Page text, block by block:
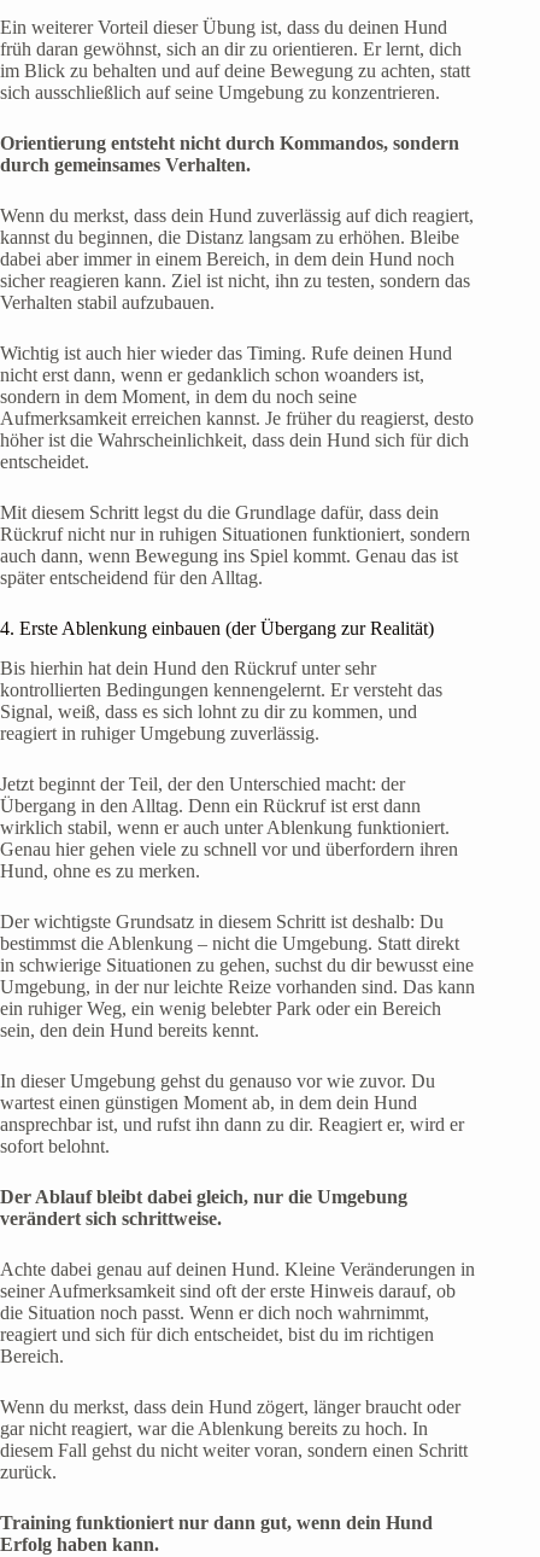
Ein weiterer Vorteil dieser Übung ist, dass du deinen Hund
früh daran gewöhnst, sich an dir zu orientieren. Er lernt, dich
im Blick zu behalten und auf deine Bewegung zu achten, statt
sich ausschließlich auf seine Umgebung zu konzentrieren.
Orientierung entsteht nicht durch Kommandos, sondern
durch gemeinsames Verhalten.
Wenn du merkst, dass dein Hund zuverlässig auf dich reagiert,
kannst du beginnen, die Distanz langsam zu erhöhen. Bleibe
dabei aber immer in einem Bereich, in dem dein Hund noch
sicher reagieren kann. Ziel ist nicht, ihn zu testen, sondern das
Verhalten stabil aufzubauen.
Wichtig ist auch hier wieder das Timing. Rufe deinen Hund
nicht erst dann, wenn er gedanklich schon woanders ist,
sondern in dem Moment, in dem du noch seine
Aufmerksamkeit erreichen kannst. Je früher du reagierst, desto
höher ist die Wahrscheinlichkeit, dass dein Hund sich für dich
entscheidet.
Mit diesem Schritt legst du die Grundlage dafür, dass dein
Rückruf nicht nur in ruhigen Situationen funktioniert, sondern
auch dann, wenn Bewegung ins Spiel kommt. Genau das ist
später entscheidend für den Alltag.
4. Erste Ablenkung einbauen (der Übergang zur Realität)
Bis hierhin hat dein Hund den Rückruf unter sehr
kontrollierten Bedingungen kennengelernt. Er versteht das
Signal, weiß, dass es sich lohnt zu dir zu kommen, und
reagiert in ruhiger Umgebung zuverlässig.
Jetzt beginnt der Teil, der den Unterschied macht: der
Übergang in den Alltag. Denn ein Rückruf ist erst dann
wirklich stabil, wenn er auch unter Ablenkung funktioniert.
Genau hier gehen viele zu schnell vor und überfordern ihren
Hund, ohne es zu merken.
Der wichtigste Grundsatz in diesem Schritt ist deshalb: Du
bestimmst die Ablenkung – nicht die Umgebung. Statt direkt
in schwierige Situationen zu gehen, suchst du dir bewusst eine
Umgebung, in der nur leichte Reize vorhanden sind. Das kann
ein ruhiger Weg, ein wenig belebter Park oder ein Bereich
sein, den dein Hund bereits kennt.
In dieser Umgebung gehst du genauso vor wie zuvor. Du
wartest einen günstigen Moment ab, in dem dein Hund
ansprechbar ist, und rufst ihn dann zu dir. Reagiert er, wird er
sofort belohnt.
Der Ablauf bleibt dabei gleich, nur die Umgebung
verändert sich schrittweise.
Achte dabei genau auf deinen Hund. Kleine Veränderungen in
seiner Aufmerksamkeit sind oft der erste Hinweis darauf, ob
die Situation noch passt. Wenn er dich noch wahrnimmt,
reagiert und sich für dich entscheidet, bist du im richtigen
Bereich.
Wenn du merkst, dass dein Hund zögert, länger braucht oder
gar nicht reagiert, war die Ablenkung bereits zu hoch. In
diesem Fall gehst du nicht weiter voran, sondern einen Schritt
zurück.
Training funktioniert nur dann gut, wenn dein Hund
Erfolg haben kann.